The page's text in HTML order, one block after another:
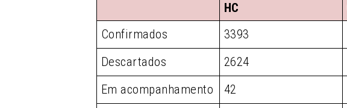
HC
Confirmados
3393
Descartados
2624
Em acompanhamento
42